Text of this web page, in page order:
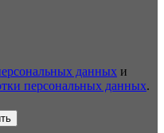
данных и
персональных данных.